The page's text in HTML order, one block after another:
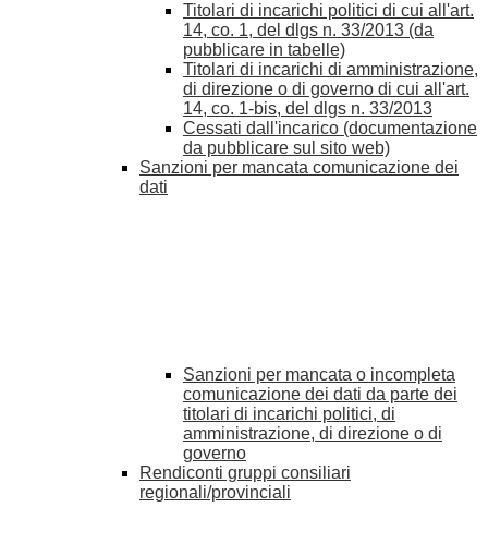
Titolari di incarichi politici di cui all'art.
14, co. 1, del dlgs n. 33/2013 (da
pubblicare in tabelle)
Titolari di incarichi di amministrazione,
di direzione o di governo di cui all'art.
14, co. 1-bis, del dlgs n. 33/2013
Cessati dall'incarico (documentazione
da pubblicare sul sito web)
Sanzioni per mancata comunicazione dei
dati
Sanzioni per mancata o incompleta
comunicazione dei dati da parte dei
titolari di incarichi politici, di
amministrazione, di direzione o di
governo
Rendiconti gruppi consiliari
regionali/provinciali